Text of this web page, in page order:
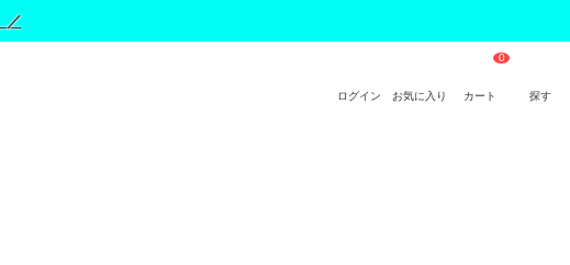
／
ログイン お気に入り カート 探す